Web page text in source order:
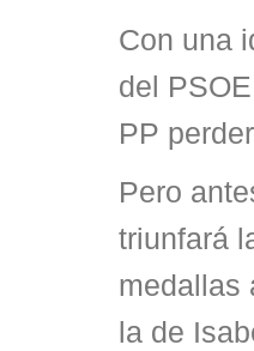
Con una
del
PP
Pero
triunfará
medallas
la de